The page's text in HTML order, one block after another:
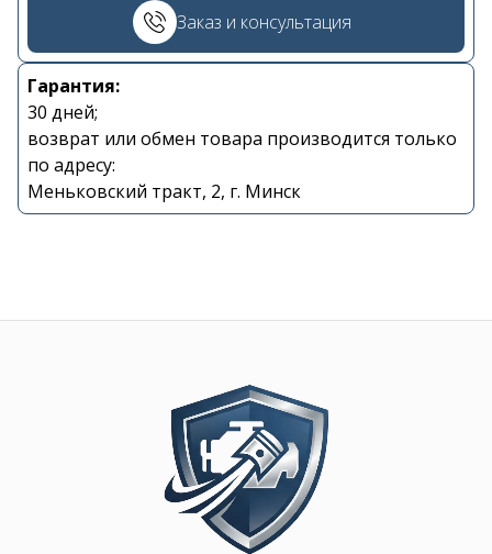
Заказ и консультация
Гарантия:
30 дней;
возврат или обмен товара производится только
по адресу:
Меньковский тракт, 2, г. Минск
Viber
shupik21@bk.ru
Image